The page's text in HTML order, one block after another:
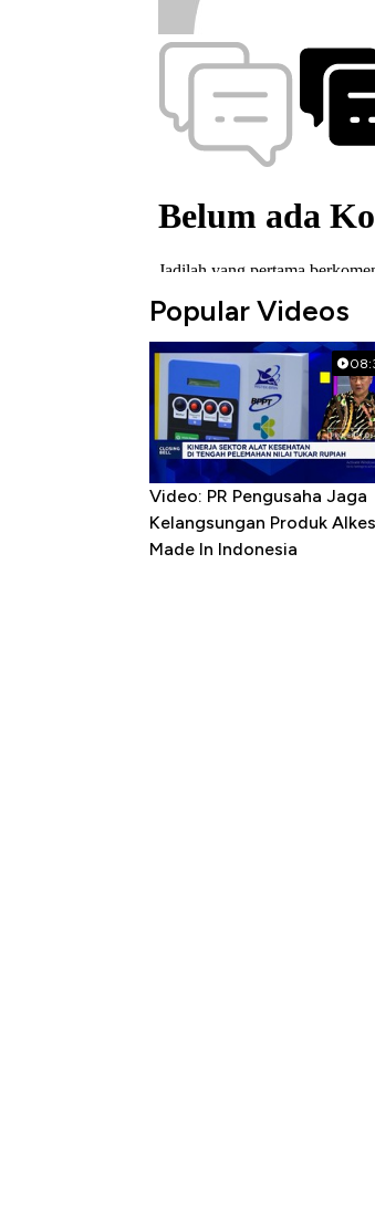
Popular Videos
Video: PR Pengusaha Jaga
Kelangsungan Produk Alkes
Made In Indonesia